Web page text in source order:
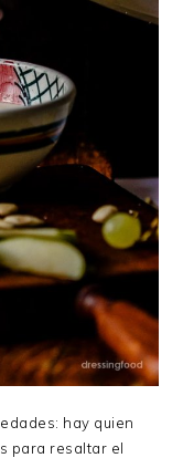
hay quien
para resaltar el